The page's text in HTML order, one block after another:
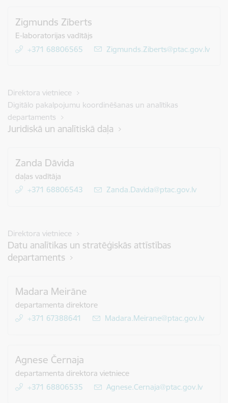
Zigmunds Zīberts
E-laboratorijas vadītājs
+371 68806565
E-pasts:
Zigmunds.Ziberts@ptac.gov.lv
Direktora vietniece
Digitālo pakalpojumu koordinēšanas un analītikas
departaments
Juridiskā un analītiskā daļa
Zanda Dāvida
daļas vadītāja
+371 68806543
E-pasts:
Zanda.Davida@ptac.gov.lv
Direktora vietniece
Datu analītikas un stratēģiskās attīstības
departaments
Madara Meirāne
departamenta direktore
+371 67388641
E-pasts:
Madara.Meirane@ptac.gov.lv
Agnese Černaja
departamenta direktora vietniece
+371 68806535
E-pasts:
Agnese.Cernaja@ptac.gov.lv